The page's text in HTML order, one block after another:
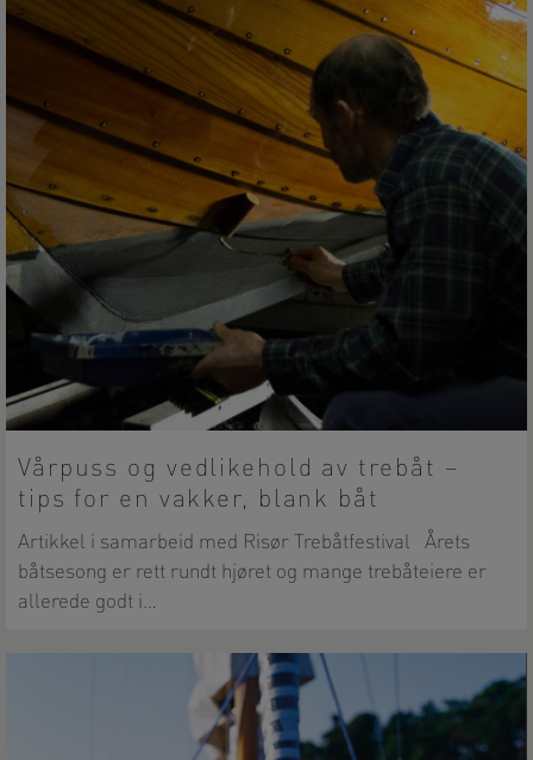
Vårpuss og vedlikehold av trebåt –
tips for en vakker, blank båt
Artikkel i samarbeid med Risør Trebåtfestival Årets
båtsesong er rett rundt hjøret og mange trebåteiere er
allerede godt i…